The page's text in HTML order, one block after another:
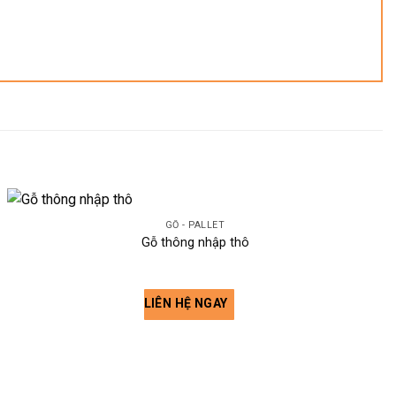
GỖ - PALLET
Gỗ thông nhập thô
LIÊN HỆ NGAY